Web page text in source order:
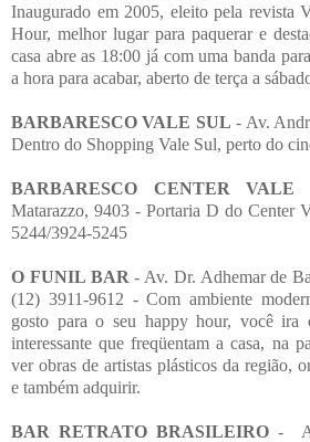
Inaugurado em 2005, eleito pela revista
Hour, melhor lugar para paquerar e
casa abre as 18:00 já com uma banda
a hora para acabar, aberto de terça a
BARBARESCO VALE SUL - Av.
Dentro do Shopping Vale Sul, perto do
BARBARESCO CENTER VALE
Matarazzo, 9403 - Portaria D do Center
5244/3924-5245
O FUNIL BAR - Av. Dr. Adhemar de
(12) 3911-9612 - Com ambiente
gosto para o seu happy hour, você ira
interessante que freqüentam a casa, na
ver obras de artistas plásticos da região,
e também adquirir.
BAR RETRATO BRASILEIRO -